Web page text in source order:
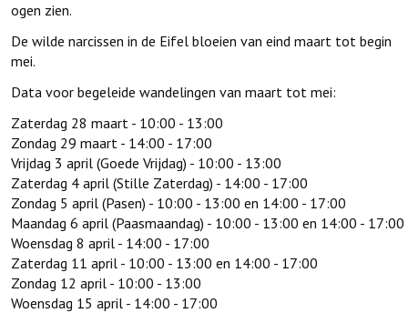
ogen zien.
De wilde narcissen in de Eifel bloeien van eind maart tot begin
mei.
Data voor begeleide wandelingen van maart tot mei:
Zaterdag 28 maart - 10:00 - 13:00
Zondag 29 maart - 14:00 - 17:00
Vrijdag 3 april (Goede Vrijdag) - 10:00 - 13:00
Zaterdag 4 april (Stille Zaterdag) - 14:00 - 17:00
Zondag 5 april (Pasen) - 10:00 - 13:00 en 14:00 - 17:00
Maandag 6 april (Paasmaandag) - 10:00 - 13:00 en 14:00 - 17:00
Woensdag 8 april - 14:00 - 17:00
Zaterdag 11 april - 10:00 - 13:00 en 14:00 - 17:00
Zondag 12 april - 10:00 - 13:00
Woensdag 15 april - 14:00 - 17:00